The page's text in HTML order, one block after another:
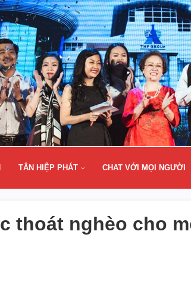
TÂN HIỆP PHÁT CHAT VỚI MỌI NGƯỜI
thoát nghèo cho